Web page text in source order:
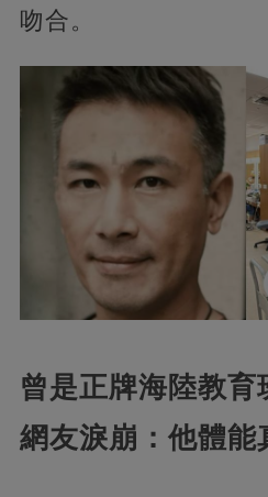
吻合。
曾是正牌海陸教育
網友淚崩：他體能